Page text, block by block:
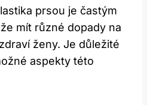
prsou je častým
mít různé dopady na
ženy. Je důležité
aspekty této